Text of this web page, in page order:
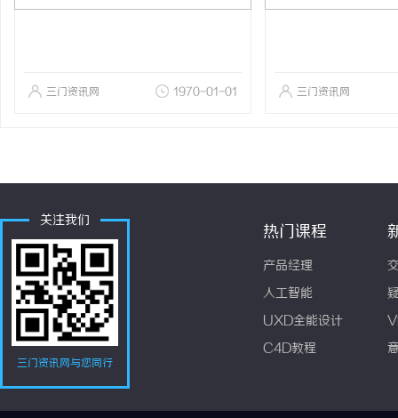
三门资讯网 1970-01-01 三门资讯网
关注我们
三门资讯网与您同行
热门课程
产品经理
人工智能
UXD全能设计
C4D教程